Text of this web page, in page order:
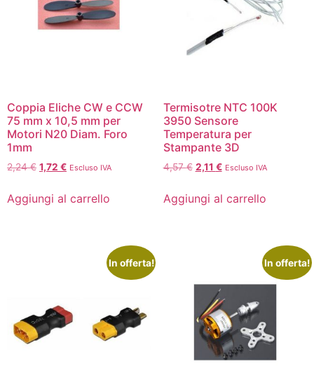
Coppia Eliche CW e CCW
75 mm x 10,5 mm per
Motori N20 Diam. Foro
1mm
2,24€ 1,72 € Escluso IVA
Aggiungi al carrello
Termisotre NTC 100K
3950 Sensore
Temperatura per
Stampante 3D
4,57€ 2,11 € Escluso IVA
Aggiungi al carrello
In offerta! In offerta!